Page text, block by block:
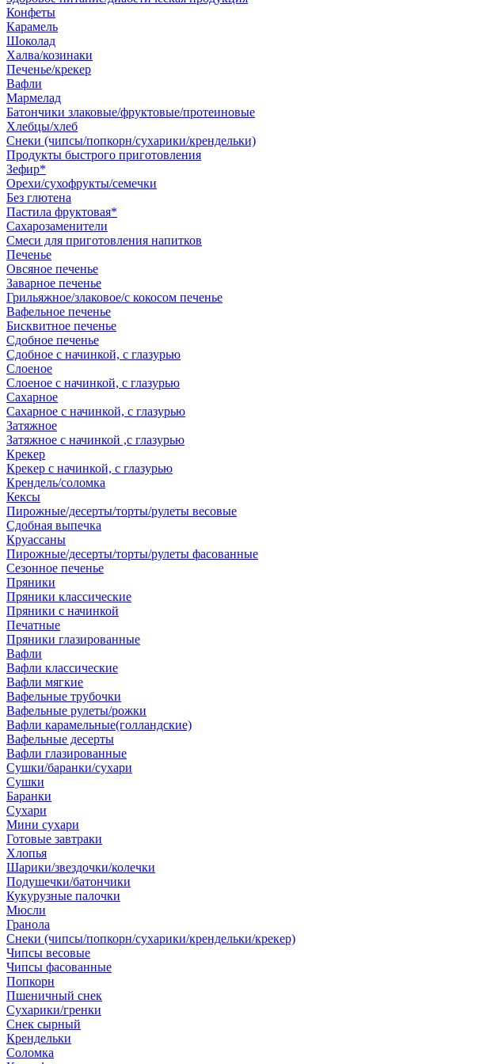
Конфеты
Карамель
Шоколад
Халва/козинаки
Печенье/крекер
Вафли
Мармелад
Батончики злаковые/фруктовые/протеиновые
Хлебцы/хлеб
Снеки (чипсы/попкорн/сухарики/крендельки)
Продукты быстрого приготовления
Зефир*
Орехи/сухофрукты/семечки
Без глютена
Пастила фруктовая*
Сахарозаменители
Смеси для приготовления напитков
Печенье
Овсяное печенье
Заварное печенье
Грильяжное/злаковое/с кокосом печенье
Вафельное печенье
Бисквитное печенье
Сдобное печенье
Сдобное с начинкой, с глазурью
Слоеное
Слоеное с начинкой, с глазурью
Сахарное
Сахарное с начинкой, с глазурью
Затяжное
Затяжное с начинкой ,с глазурью
Крекер
Крекер с начинкой, с глазурью
Крендель/соломка
Кексы
Пирожные/десерты/торты/рулеты весовые
Сдобная выпечка
Круассаны
Пирожные/десерты/торты/рулеты фасованные
Сезонное печенье
Пряники
Пряники классические
Пряники с начинкой
Печатные
Пряники глазированные
Вафли
Вафли классические
Вафли мягкие
Вафельные трубочки
Вафельные рулеты/рожки
Вафли карамельные(голландские)
Вафельные десерты
Вафли глазированные
Сушки/баранки/сухари
Сушки
Баранки
Сухари
Мини сухари
Готовые завтраки
Хлопья
Шарики/звездочки/колечки
Подушечки/батончики
Кукурузные палочки
Мюсли
Гранола
Снеки (чипсы/попкорн/сухарики/крендельки/крекер)
Чипсы весовые
Чипсы фасованные
Попкорн
Пшеничный снек
Сухарики/гренки
Снек сырный
Крендельки
Соломка